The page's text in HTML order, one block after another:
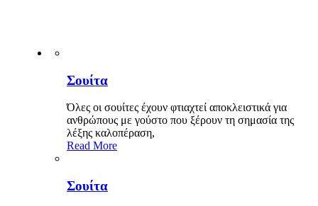
Σουίτα
Όλες οι σουίτες έχουν φτιαχτεί αποκλειστικά για
ανθρώπους με γούστο που ξέρουν τη σημασία της
λέξης καλοπέραση,
Read More
Σουίτα